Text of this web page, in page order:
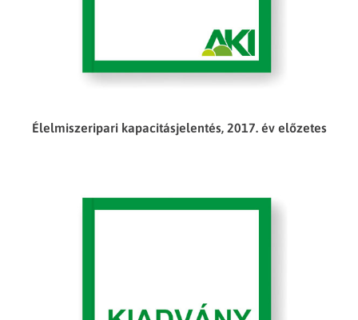
Élelmiszeripari kapacitásjelentés, 2017. év előzetes